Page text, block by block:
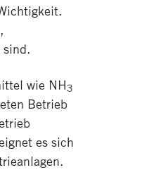
sind.
wie NH3
Betrieb
es sich